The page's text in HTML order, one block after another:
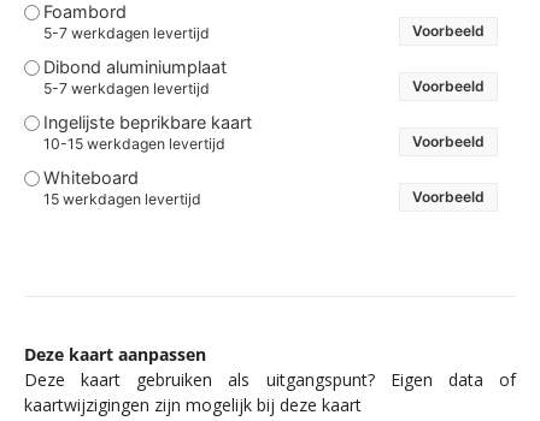
Foambord
5-7 werkdagen levertijd Voorbeeld
Dibond aluminiumplaat
5-7 werkdagen levertijd Voorbeeld
Ingelijste beprikbare kaart
10-15 werkdagen levertijd Voorbeeld
Whiteboard
15 werkdagen levertijd Voorbeeld
Deze kaart aanpassen
Deze kaart gebruiken als uitgangspunt? Eigen data of
kaartwijzigingen zijn mogelijk bij deze kaart